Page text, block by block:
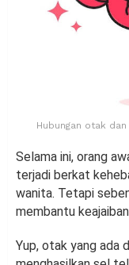
Hubungan otak
Selama ini, orang
terjadi berkat
wanita. Tetapi
membantu
Yup, otak yang ada